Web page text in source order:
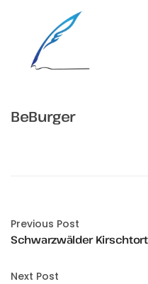
BeBurger
Previous Post
Schwarzwälder
Next Post